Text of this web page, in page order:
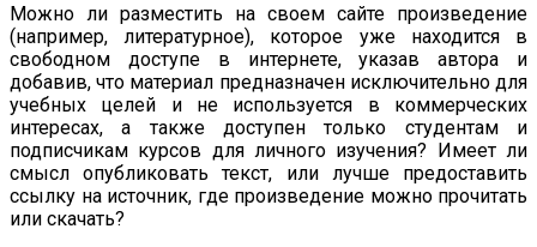
Можно ли разместить на своем сайте произведение
(например, литературное), которое уже находится в
свободном доступе в интернете, указав автора и
добавив, что материал предназначен исключительно для
учебных целей и не используется в коммерческих
интересах, а также доступен только студентам и
подписчикам курсов для личного изучения? Имеет ли
смысл опубликовать текст, или лучше предоставить
ссылку на источник, где произведение можно прочитать
или скачать?